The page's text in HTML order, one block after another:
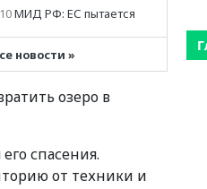
МИД РФ: ЕС пытается
ресурс
Украины
показала лицо
последней операции
Кирпиченка
в Израиле
новости »
озеро в
спасения.
от техники и